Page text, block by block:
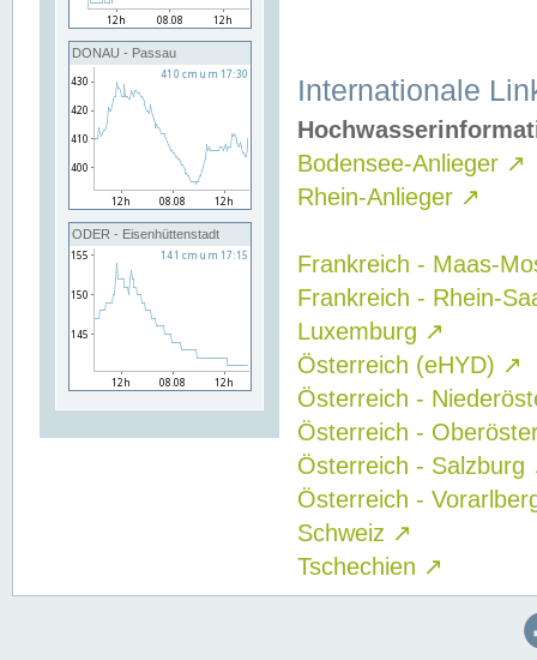
DONAU - Passau
ODER - Eisenhüttenstadt
Internationale
Bodensee-Anlieger ↗
Rhein-Anlieger ↗
Frankreich - Maas-
Frankreich - Rhein-
Luxemburg ↗
Österreich (eHYD) ↗
Österreich -
Österreich -
Österreich - Salzburg
Österreich -
Schweiz ↗
Tschechien ↗